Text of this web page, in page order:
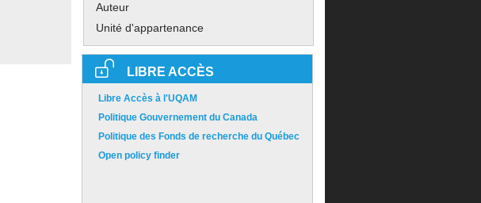
Auteur
Unité d'appartenance
LIBRE ACCÈS
Libre Accès à l'UQAM
Politique Gouvernement du Canada
Politique des Fonds de recherche du Québec
Open policy finder